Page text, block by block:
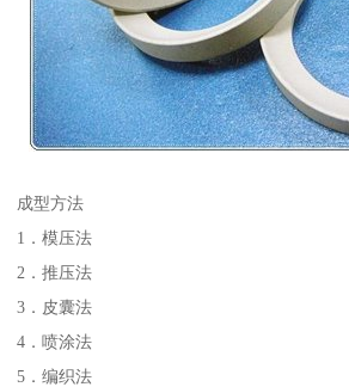
成型方法
1．模压法
2．推压法
3．皮囊法
4．喷涂法
5．编织法